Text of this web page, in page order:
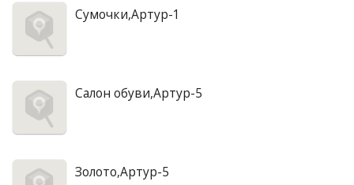
Сумочки,Артур-1
Салон обуви,Артур-5
Золото,Артур-5